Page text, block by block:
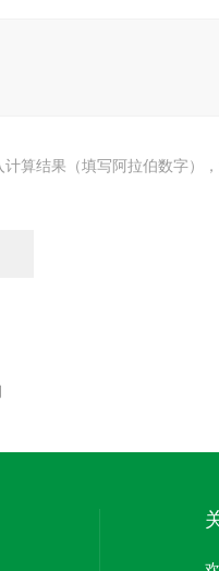
计算结果（填写阿拉伯数字）